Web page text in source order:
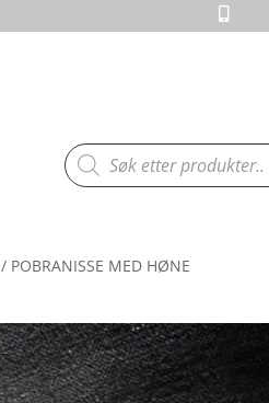

Products
search
/ POBRANISSE MED HØNE